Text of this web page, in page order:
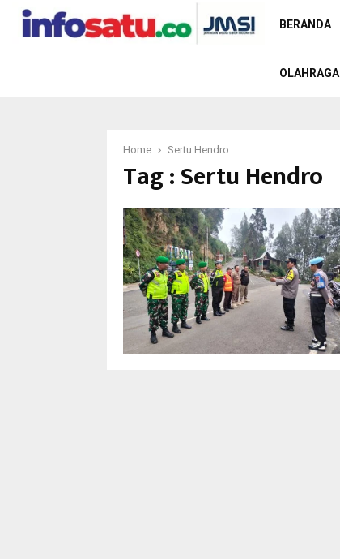
BERANDA
OLAHRAGA
Home Sertu Hendro
Tag : Sertu Hendro